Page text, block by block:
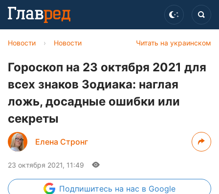
Читать на украинском
Новости › Новости
Гороскоп на 23 октября 2021 для
всех знаков Зодиака: наглая
ложь, досадные ошибки или
секреты
Елена Стронг
23 октября 2021, 11:49
Подпишитесь на нас в Google